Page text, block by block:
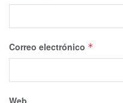
Correo electrónico *